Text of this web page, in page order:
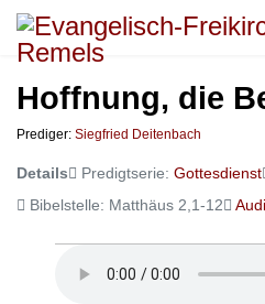
Hoffnung, die
Prediger: Siegfried Deitenbach
Details Predigtserie: Gottesdienst
Bibelstelle: Matthäus 2,1-12